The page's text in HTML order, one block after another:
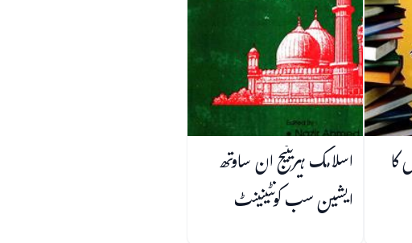
اسلامک ہیریٹیج ان ساوتھ
ایشین سب کونٹینینٹ